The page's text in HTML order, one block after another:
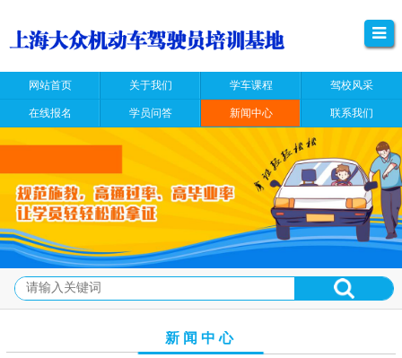
网站首页 关于我们 学车课程 驾校风采
在线报名 学员问答 新闻中心 联系我们
新闻中心